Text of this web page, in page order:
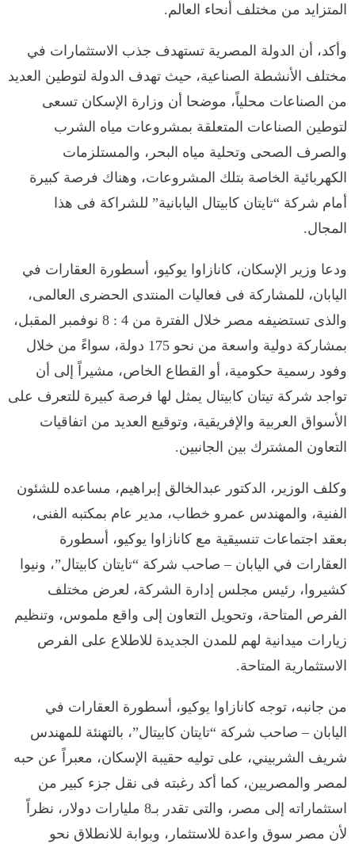
المتزايد من مختلف أنحاء العالم.
وأكد، أن الدولة المصرية تستهدف جذب الاستثمارات في
مختلف الأنشطة الصناعية، حيث تهدف الدولة لتوطين العديد
من الصناعات محلياً، موضحا أن وزارة الإسكان تسعى
لتوطين الصناعات المتعلقة بمشروعات مياه الشرب
والصرف الصحى وتحلية مياه البحر، والمستلزمات
الكهربائية الخاصة بتلك المشروعات، وهناك فرصة كبيرة
أمام شركة “تايتان كابيتال اليابانية” للشراكة فى هذا
المجال.
ودعا وزير الإسكان، كانازاوا يوكيو، أسطورة العقارات في
اليابان، للمشاركة فى فعاليات المنتدى الحضرى العالمى،
والذى تستضيفه مصر خلال الفترة من 4 : 8 نوفمبر المقبل،
بمشاركة دولية واسعة من نحو 175 دولة، سواءً من خلال
وفود رسمية حكومية، أو القطاع الخاص، مشيراً إلى أن
تواجد شركة تيتان كابيتال يمثل لها فرصة كبيرة للتعرف على
الأسواق العربية والإفريقية، وتوقيع العديد من اتفاقيات
التعاون المشترك بين الجانبين.
وكلف الوزير، الدكتور عبدالخالق إبراهيم، مساعده للشئون
الفنية، والمهندس عمرو خطاب، مدير عام بمكتبه الفنى،
بعقد اجتماعات تنسيقية مع كانازاوا يوكيو، أسطورة
العقارات في اليابان – صاحب شركة “تايتان كابيتال”، ونيوا
كشيروا، رئيس مجلس إدارة الشركة، لعرض مختلف
الفرص المتاحة، وتحويل التعاون إلى واقع ملموس، وتنظيم
زيارات ميدانية لهم للمدن الجديدة للاطلاع على الفرص
الاستثمارية المتاحة.
من جانبه، توجه كانازاوا يوكيو، أسطورة العقارات في
اليابان – صاحب شركة “تايتان كابيتال”، بالتهنئة للمهندس
شريف الشربيني، على توليه حقيبة الإسكان، معبراً عن حبه
لمصر والمصريين، كما أكد رغبته فى نقل جزء كبير من
استثماراته إلى مصر، والتى تقدر بـ8 مليارات دولار، نظراً
لأن مصر سوق واعدة للاستثمار، وبوابة للانطلاق نحو